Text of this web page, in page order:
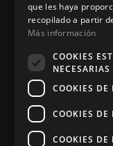
Venta de
Instalación y
Contacto
que les haya
recopilado a partir
Más información
COOKIES
NECESARIAS
COOKIES DE
COOKIES DE
COOKIES